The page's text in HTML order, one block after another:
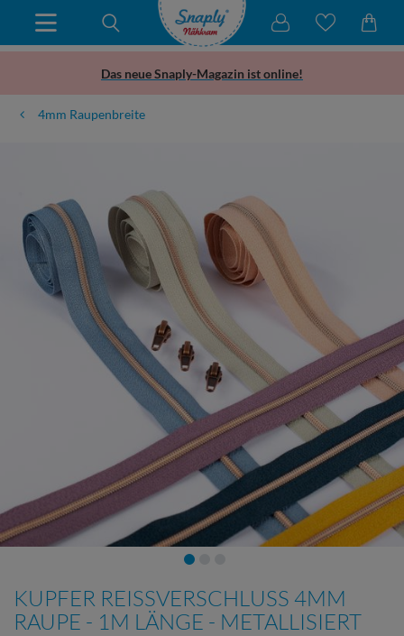
Das neue Snaply-Magazin ist online!
4mm Raupenbreite
KUPFER REISSVERSCHLUSS 4MM R
AUPE - 1M LÄNGE - METALLISIERT